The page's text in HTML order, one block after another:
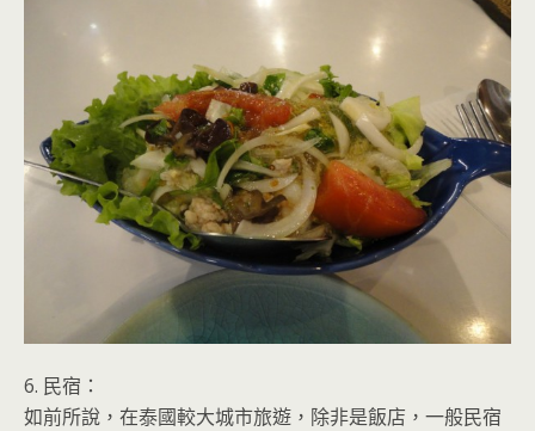
6. 民宿：
如前所說，在泰國較大城市旅遊，除非是飯店，一般民宿